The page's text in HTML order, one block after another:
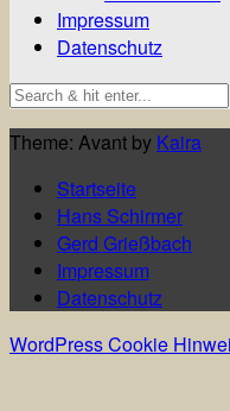
Impressum
Datenschutz
Theme: Avant by Kaira
Startseite
Hans Schirmer
Gerd Grießbach
Impressum
Datenschutz
WordPress Cookie